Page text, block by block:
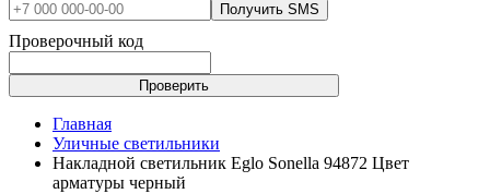
Получить SMS
Проверочный код
Проверить
Главная
Уличные светильники
Накладной светильник Eglo Sonella 94872 Цвет
арматуры черный